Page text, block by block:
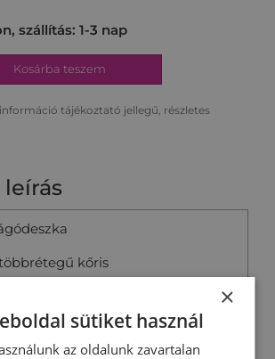
szállítás: 1-3 nap
Kosárba teszem
tájékoztató jellegű, részletes
kőris
Blanco Etagon, Pleon, Andano,
modellekhez
×
sütiket használ
az oldalunk zavartalan